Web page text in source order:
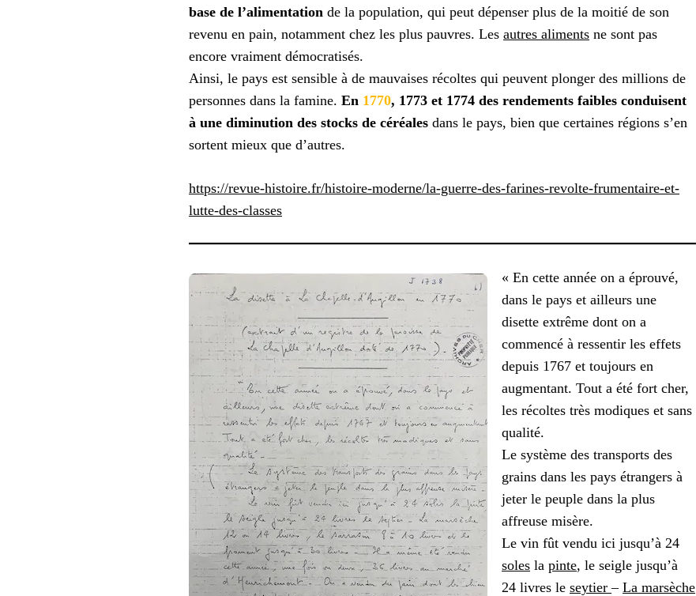
base de l’alimentation de la population, qui peut dépenser plus de la moitié de son
revenu en pain, notamment chez les plus pauvres. Les autres aliments ne sont pas
encore vraiment démocratisés.
Ainsi, le pays est sensible à de mauvaises récoltes qui peuvent plonger des millions de
personnes dans la famine. En 1770, 1773 et 1774 des rendements faibles conduisent
à une diminution des stocks de céréales dans le pays, bien que certaines régions s’en
sortent mieux que d’autres.
https://revue-histoire.fr/histoire-moderne/la-guerre-des-farines-revolte-frumentaire-et-
lutte-des-classes
« En cette année on a éprouvé,
dans le pays et ailleurs une
disette extrême dont on a
commencé à ressentir les effets
depuis 1767 et toujours en
augmentant. Tout a été fort cher,
les récoltes très modiques et sans
qualité.
Le système des transports des
grains dans les pays étrangers à
jeter le peuple dans la plus
affreuse misère.
Le vin fût vendu ici jusqu’à 24
soles la pinte, le seigle jusqu’à
24 livres le seytier– La marsèche